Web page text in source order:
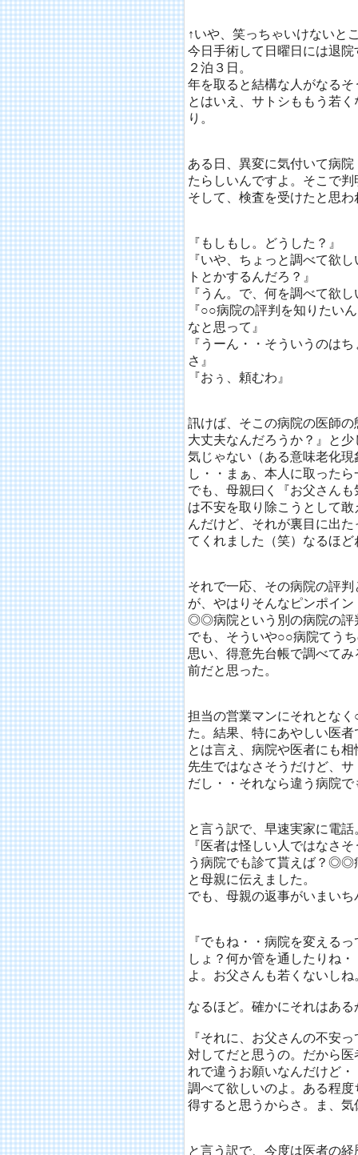
↑いや、笑っちゃいけないと
今日手術して日曜日には退
２泊３日。
年を取ると結構な人がなる
とはいえ、サトシももう若
り。
ある日、異変に気付いて病
たらしいんですよ。そこで
そして、検査を受けたと思
『もしもし。どうした？』
『いや、ちょっと調べて欲
トとかするんだろ？』
『うん。で、何を調べて欲
『○○病院の評判を知りたい
なと思って』
『うーん・・そういうのは
さ』
『おぅ、頼むわ』
訊けば、そこの病院の医師
大丈夫なんだろうか？』と
気じゃない（ある意味老化
し・・まぁ、本人に取った
でも、母親曰く『お父さん
は不安を取り除こうとして
んだけど、それが裏目に出
てくれました（笑）なるほど
それで一応、その病院の評
が、やはりそんなピンポイ
◎◎病院という別の病院の評
でも、そういや○○病院てう
思い、得意先台帳で調べて
前だと思った。
担当の営業マンにそれとな
た。結果、特にあやしい医
とは言え、病院や医者にも
先生ではなさそうだけど、
だし・・それなら違う病院
と言う訳で、早速実家に電話
『医者は怪しい人ではなさ
う病院でも診て貰えば？◎◎
と母親に伝えました。
でも、母親の返事がいまい
『でもね・・病院を変える
しょ？何か管を通したりね
よ。お父さんも若くないしね
なるほど。確かにそれはあ
『それに、お父さんの不安
対してだと思うの。だから
れで違うお願いなんだけど
調べて欲しいのよ。ある程
得すると思うからさ。ま、
と言う訳で、今度は医者の